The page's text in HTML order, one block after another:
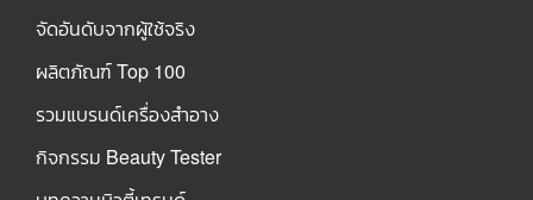
จัดอันดับจากผู้ใช้จริง
ผลิตภัณฑ์ Top 100
รวมแบรนด์เครื่องสำอาง
กิจกรรม Beauty Tester